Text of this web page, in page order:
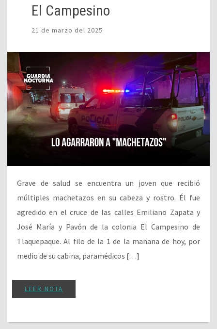
El Campesino
21 de marzo del 2025
Grave de salud se encuentra un joven que recibió
múltiples machetazos en su cabeza y rostro. Él fue
agredido en el cruce de las calles Emiliano Zapata y
José María y Pavón de la colonia El Campesino de
Tlaquepaque. Al filo de la 1 de la mañana de hoy, por
medio de su cabina, paramédicos […]
LEER NOTA